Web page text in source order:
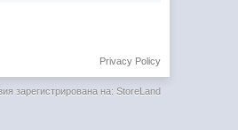
Privacy Policy
зарегистрирована на: StoreLand